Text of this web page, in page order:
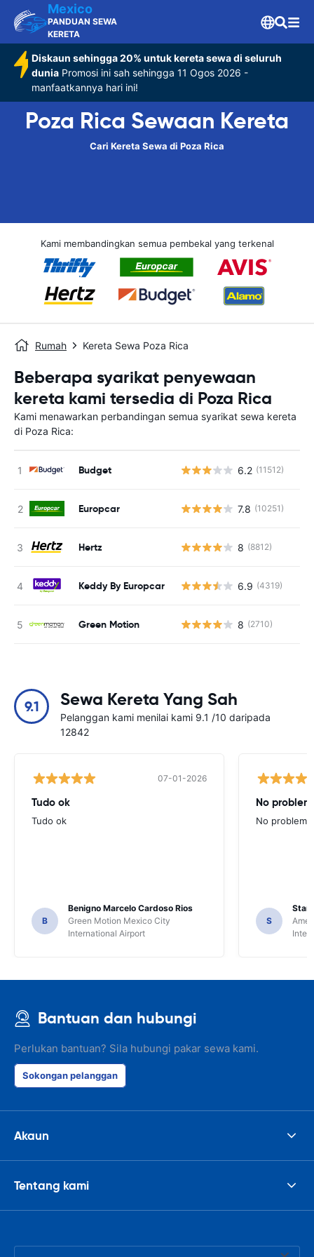
Mexico
PANDUAN SEWA
KERETA
Diskaun sehingga 20% untuk kereta sewa di seluruh
dunia Promosi ini sah sehingga 11 Ogos 2026 -
manfaatkannya hari ini!
Poza Rica Sewaan Kereta
Cari Kereta Sewa di Poza Rica
Kami membandingkan semua pembekal yang terkenal
Rumah Kereta Sewa Poza Rica
Beberapa syarikat penyewaan
kereta kami tersedia di Poza Rica
Kami menawarkan perbandingan semua syarikat sewa kereta
di Poza Rica:
Budget 6.2 (11512)
Europcar 7.8 (10251)
Hertz 8 (8812)
Keddy By Europcar 6.9 (4319)
Green Motion 8 (2710)
9.1 Sewa Kereta Yang Sah
Pelanggan kami menilai kami 9.1 /10 daripada
12842
07-01-2026
Tudo ok
Tudo ok
B
Benigno Marcelo Cardoso Rios
Green Motion Mexico City
International Airport
No
No
S
Bantuan dan hubungi
Perlukan bantuan? Sila hubungi pakar sewa kami.
Sokongan pelanggan
Akaun
Tentang kami